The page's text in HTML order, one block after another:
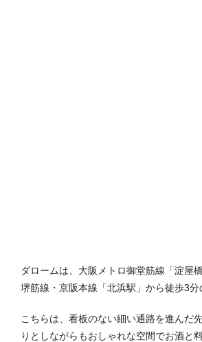
ダロームは、大阪メトロ御堂筋線「淀屋
堺筋線・京阪本線「北浜駅」から徒歩3分
こちらは、看板のない細い通路を進んだ
りとしながらもおしゃれな空間でお酒と